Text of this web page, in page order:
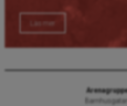
Läs mer
Barnhusgatan